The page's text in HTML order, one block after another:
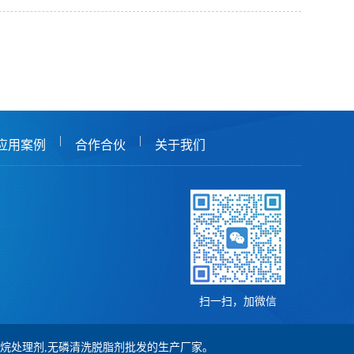
用案例 合作合伙 关于我们
扫一扫，加微信
理剂,无磷清洗脱脂剂批发的生产厂家。